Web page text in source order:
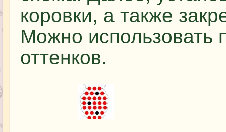
коровки, а также
Можно использовать
оттенков.